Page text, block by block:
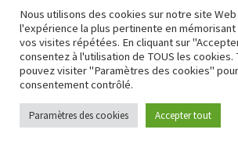
Nous utilisons des cookies sur notre site
l'expérience la plus pertinente en
vos visites répétées. En cliquant sur
consentez à l'utilisation de TOUS les cookies.
pouvez visiter "Paramètres des cookies"
consentement contrôlé.
Paramètres des cookies Accepter tout